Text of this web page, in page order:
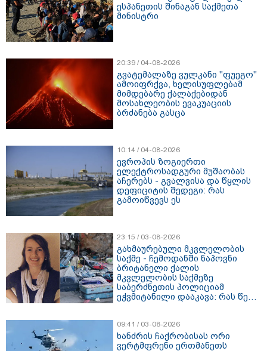
ესპანეთის შინაგან საქმეთა
მინისტრი
20:39 / 04-08-2026
გვატემალაზე ვულკანი "ფუეგო"
ამოიფრქვა, ხელისუფლებამ
მიმდებარე ქალაქებიდან
მოსახლეობის ევაკუაციის
ბრძანება გასცა
10:14 / 04-08-2026
ევროპის ზოგიერთი
ელექტროსადგური მუშაობას
აჩერებს - გვალვისა და წყლის
დეფიციტის შედეგი: რას
გამოიწვევს ეს
23:15 / 03-08-2026
გახმაურებული მკვლელობის
საქმე - ჩემოდანში ნაპოვნი
ბრიტანელი ქალის
მკვლელობის საქმეზე
საბერძნეთის პოლიციამ
ეჭვმიტანილი დააკავა: რას წერს
09:41 / 03-08-2026
ხანძრის ჩაქრობისას ორი
ვერტმფრენი ერთმანეთს